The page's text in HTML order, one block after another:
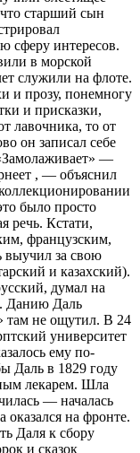
старший сын
сферу интересов.
в морской
служили на флоте.
и прозу, понемногу
и присказки,
лавочника, то от
он записал себе
—
, — объяснил
было просто
речь. Кстати,
французским,
выучил за свою
и казахский).
думал на
Данию Даль
там не ощутил. В 24
университет
ему по-
Даль в 1829 году
лекарем. Шла
— началась
оказался на фронте.
Даля к сбору
и сказок